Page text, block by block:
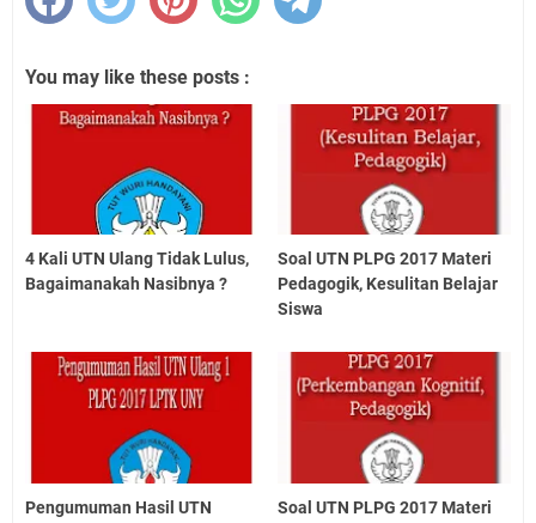
You may like these posts :
4 Kali UTN Ulang Tidak Lulus,
Bagaimanakah Nasibnya ?
Soal UTN PLPG 2017 Materi
Pedagogik, Kesulitan Belajar
Siswa
Pengumuman Hasil UTN
Soal UTN PLPG 2017 Materi